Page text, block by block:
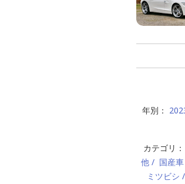
年別：
カテゴリ：
他
国産車
ミツビシ